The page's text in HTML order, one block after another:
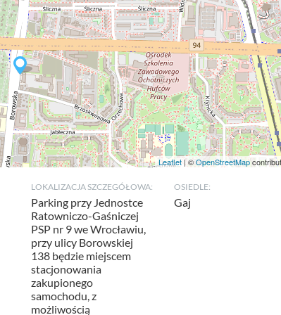
Leaflet| ©OpenStreetMap
LOKALIZACJA SZCZEGÓŁOWA:
Parking przy Jednostce
Ratowniczo-Gaśniczej
PSP nr 9 we Wrocławiu,
przy ulicy Borowskiej
138 będzie miejscem
stacjonowania
zakupionego
samochodu, z
możliwością
OSIEDLE:
Gaj